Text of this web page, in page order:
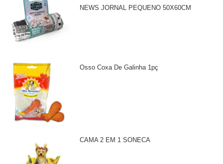
NEWS JORNAL PEQUENO 50X60CM
Osso Coxa De Galinha 1pç
CAMA 2 EM 1 SONECA